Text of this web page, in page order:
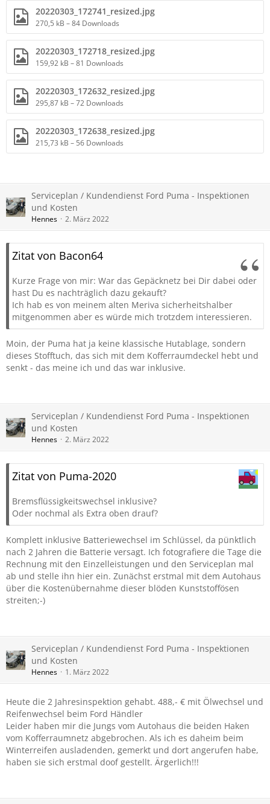
20220303_172741_resized.jpg
270,5 kB – 84 Downloads
20220303_172718_resized.jpg
159,92 kB – 81 Downloads
20220303_172632_resized.jpg
295,87 kB – 72 Downloads
20220303_172638_resized.jpg
215,73 kB – 56 Downloads
Serviceplan / Kundendienst Ford Puma - Inspektionen
und Kosten
Hennes 2. März 2022
Zitat von Bacon64
Kurze Frage von mir: War das Gepäcknetz bei Dir dabei oder
hast Du es nachträglich dazu gekauft?
Ich hab es von meinem alten Meriva sicherheitshalber
mitgenommen aber es würde mich trotzdem interessieren.
Moin, der Puma hat ja keine klassische Hutablage, sondern
dieses Stofftuch, das sich mit dem Kofferraumdeckel hebt und
senkt - das meine ich und das war inklusive.
Serviceplan / Kundendienst Ford Puma - Inspektionen
und Kosten
Hennes 2. März 2022
Zitat von Puma-2020
Bremsflüssigkeitswechsel inklusive?
Oder nochmal als Extra oben drauf?
Komplett inklusive Batteriewechsel im Schlüssel, da pünktlich
nach 2 Jahren die Batterie versagt. Ich fotografiere die Tage die
Rechnung mit den Einzelleistungen und den Serviceplan mal
ab und stelle ihn hier ein. Zunächst erstmal mit dem Autohaus
über die Kostenübernahme dieser blöden Kunststoffösen
streiten;-)
Serviceplan / Kundendienst Ford Puma - Inspektionen
und Kosten
Hennes 1. März 2022
Heute die 2 Jahresinspektion gehabt. 488,- € mit Ölwechsel und
Reifenwechsel beim Ford Händler
Leider haben mir die Jungs vom Autohaus die beiden Haken
vom Kofferraumnetz abgebrochen. Als ich es daheim beim
Winterreifen ausladenden, gemerkt und dort angerufen habe,
haben sie sich erstmal doof gestellt. Ärgerlich!!!